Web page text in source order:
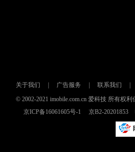
关于我们 广告服务 联系我们
© 2002-2021 imobile.com.cn 爱科技 所有权
京ICP备16061605号-1
京B2-20201853